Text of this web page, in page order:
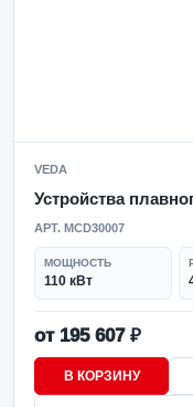
VEDA
Устройства
АРТ. MCD30007
МОЩНОСТЬ
110 кВт
от 195 607 ₽
В КОРЗИНУ